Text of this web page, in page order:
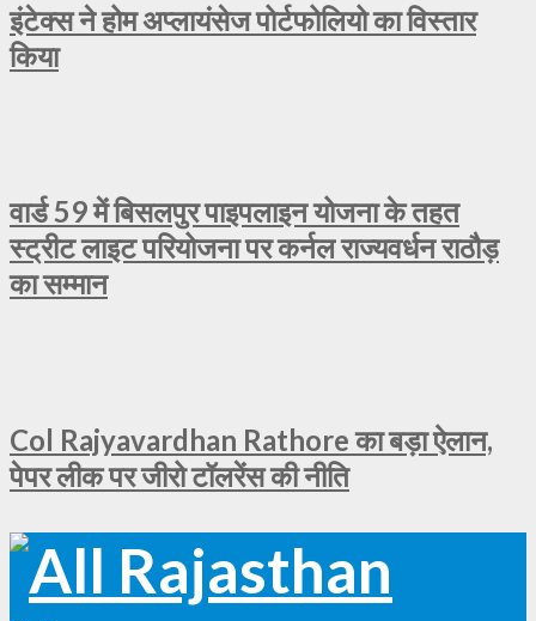
इंटेक्स ने होम अप्लायंसेज पोर्टफोलियो का विस्तार
किया
वार्ड 59 में बिसलपुर पाइपलाइन योजना के तहत
स्ट्रीट लाइट परियोजना पर कर्नल राज्यवर्धन राठौड़
का सम्मान
Col Rajyavardhan Rathore का बड़ा ऐलान,
पेपर लीक पर जीरो टॉलरेंस की नीति